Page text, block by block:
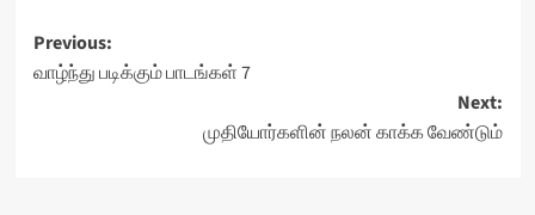
Post
navigation
Previous:
வாழ்ந்து படிக்கும் பாடங்கள் 7
Next:
முதியோர்களின் நலன் காக்க வேண்டும்